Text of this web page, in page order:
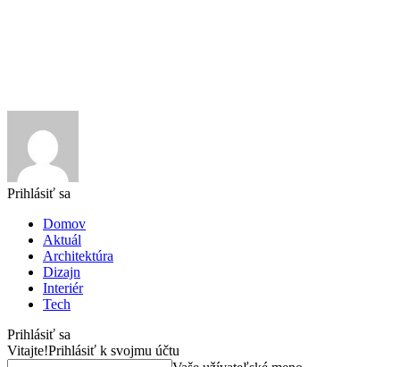
Prihlásiť sa
Domov
Aktuál
Architektúra
Dizajn
Interiér
Tech
Prihlásiť sa
Vitajte!Prihlásiť k svojmu účtu